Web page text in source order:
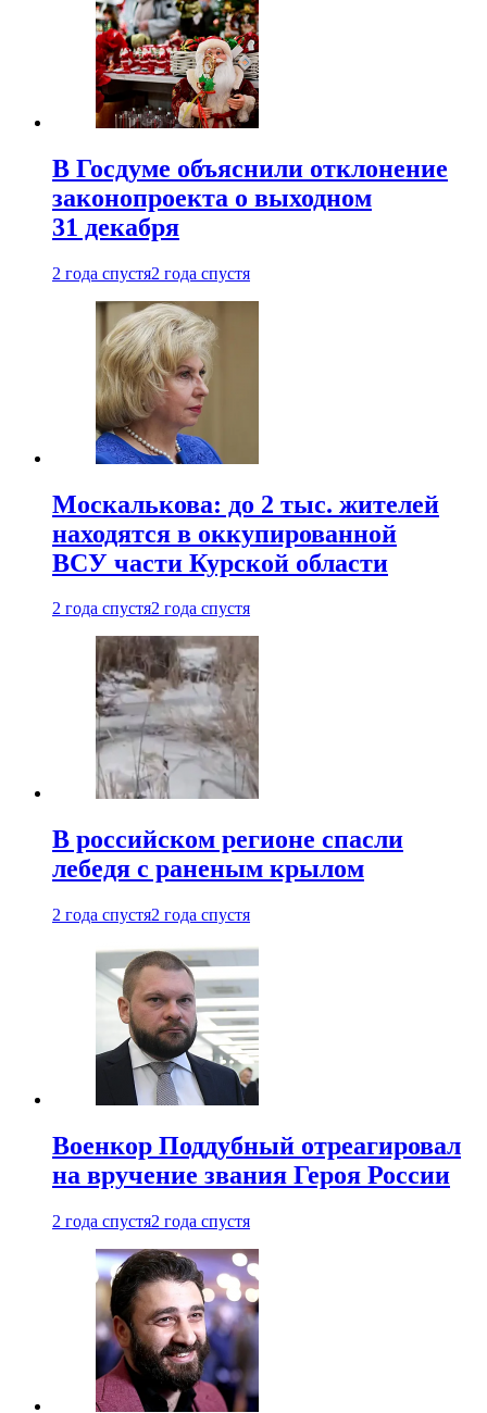
В Госдуме объяснили отклонение
законопроекта о выходном
31 декабря
2 года спустя2 года спустя
Москалькова: до 2 тыс. жителей
находятся в оккупированной
ВСУ части Курской области
2 года спустя2 года спустя
В российском регионе спасли
лебедя с раненым крылом
2 года спустя2 года спустя
Военкор Поддубный отреагировал
на вручение звания Героя России
2 года спустя2 года спустя